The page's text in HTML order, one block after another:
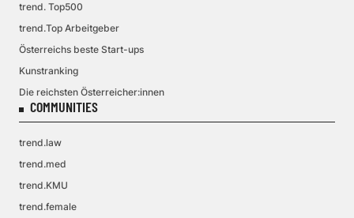
trend. Top500
trend.Top Arbeitgeber
Österreichs beste Start-ups
Kunstranking
Die reichsten Österreicher:innen
COMMUNITIES
trend.law
trend.med
trend.KMU
trend.female